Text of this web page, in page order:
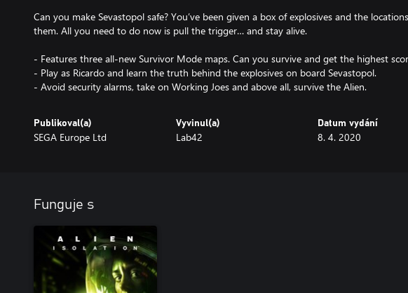
Can you make Sevastopol safe? You’ve been given a box of explosives and the
them. All you need to do now is pull the trigger… and stay alive.
- Features three all-new Survivor Mode maps. Can you survive and get the highest
- Play as Ricardo and learn the truth behind the explosives on board Sevastopol.
- Avoid security alarms, take on Working Joes and above all, survive the Alien.
Publikoval(a)
SEGA Europe Ltd
Vyvinul(a)
Lab42
Datum vydání
8. 4. 2020
Funguje s